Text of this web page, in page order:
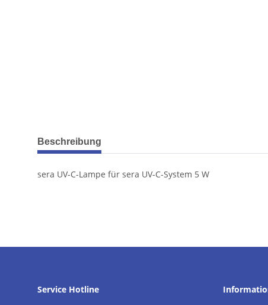
weitere Registerkarten anzeigen
Beschreibung
sera UV-C-Lampe für sera UV-C-System 5 W
Service Hotline